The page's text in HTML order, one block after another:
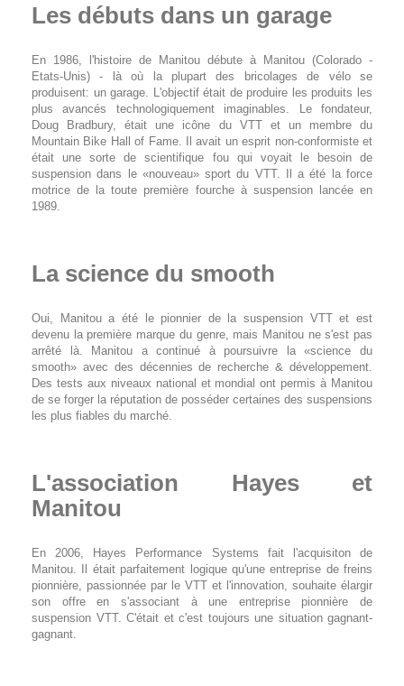
Les débuts dans un garage
En 1986, l'histoire de Manitou débute à Manitou (Colorado -
Etats-Unis) - là où la plupart des bricolages de vélo se
produisent: un garage. L'objectif était de produire les produits les
plus avancés technologiquement imaginables. Le fondateur,
Doug Bradbury, était une icône du VTT et un membre du
Mountain Bike Hall of Fame. Il avait un esprit non-conformiste et
était une sorte de scientifique fou qui voyait le besoin de
suspension dans le «nouveau» sport du VTT. Il a été la force
motrice de la toute première fourche à suspension lancée en
1989.
La science du smooth
Oui, Manitou a été le pionnier de la suspension VTT et est
devenu la première marque du genre, mais Manitou ne s'est pas
arrêté là. Manitou a continué à poursuivre la «science du
smooth» avec des décennies de recherche & développement.
Des tests aux niveaux national et mondial ont permis à Manitou
de se forger la réputation de posséder certaines des suspensions
les plus fiables du marché.
L'association Hayes et
Manitou
En 2006, Hayes Performance Systems fait l'acquisiton de
Manitou. Il était parfaitement logique qu'une entreprise de freins
pionnière, passionnée par le VTT et l'innovation, souhaite élargir
son offre en s'associant à une entreprise pionnière de
suspension VTT. C'était et c'est toujours une situation gagnant-
gagnant.